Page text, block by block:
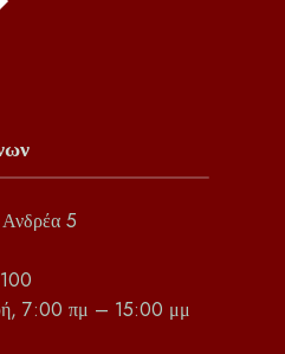
5
7:00 πμ – 15:00 μμ